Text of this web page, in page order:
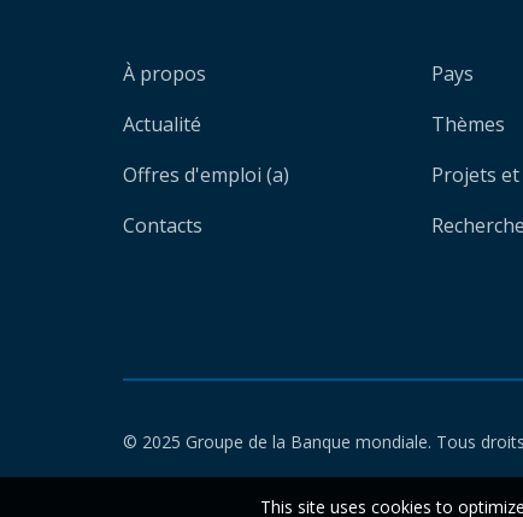
À propos
Actualité
Offres d'emploi (a)
Contacts
Pays
Thèmes
Projets
© 2025 Groupe de la Banque mondiale. Tous
This site uses cookies to